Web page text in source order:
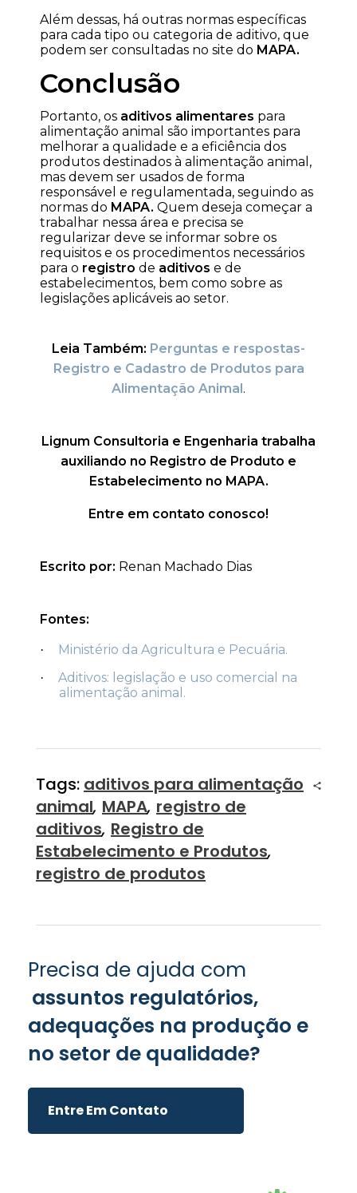
Além dessas, há outras normas específicas
para cada tipo ou categoria de aditivo, que
podem ser consultadas no site do MAPA.
Conclusão
Portanto, os aditivos alimentares para
alimentação animal são importantes para
melhorar a qualidade e a eficiência dos
produtos destinados à alimentação animal,
mas devem ser usados de forma
responsável e regulamentada, seguindo as
normas do MAPA. Quem deseja começar a
trabalhar nessa área e precisa se
regularizar deve se informar sobre os
requisitos e os procedimentos necessários
para o registro de aditivos e de
estabelecimentos, bem como sobre as
legislações aplicáveis ao setor.
Leia Também: Perguntas e respostas-
Registro e Cadastro de Produtos para
Alimentação Animal.
Lignum Consultoria e Engenharia trabalha
auxiliando no Registro de Produto e
Estabelecimento no MAPA.
Entre em contato conosco!
Escrito por: Renan Machado Dias
Fontes:
· Ministério da Agricultura e Pecuária.
·
Aditivos: legislação e uso comercial na
alimentação animal.
Tags: aditivos para alimentação
animal, MAPA, registro de
aditivos, Registro de
Estabelecimento e Produtos,
registro de produtos
Precisa de ajuda com
assuntos regulatórios,
adequações na produção e
no setor de qualidade?
Entre Em Contato